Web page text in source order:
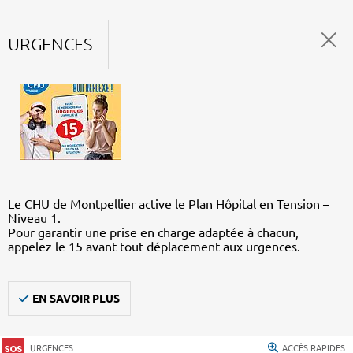
URGENCES
Le CHU de Montpellier active le Plan Hôpital en Tension –
Niveau 1.
Pour garantir une prise en charge adaptée à chacun,
appelez le 15 avant tout déplacement aux urgences.
EN SAVOIR PLUS
URGENCES ACCÈS RAPIDES